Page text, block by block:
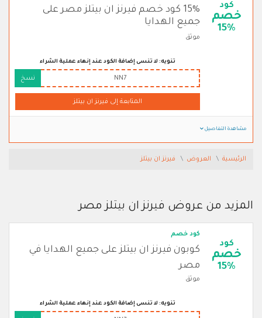
كود
خصم
15%
15% كود خصم فيرنز ان بيتلز مصر على
جميع الهدايا
موثق
تنويه: لا تنسى إضافة الكود عند إنهاء عملية الشراء
NN7 نسخ
المتابعة إلى فيرنز ان بيتلز
مشاهدة التفاصيل
الرئيسية العروض فيرنز ان بيتلز
المزيد من عروض فيرنز ان بيتلز مصر
كود
خصم
15%
كود خصم
كوبون فيرنز ان بيتلز على جميع الهدايا في
مصر
موثق
تنويه: لا تنسى إضافة الكود عند إنهاء عملية الشراء